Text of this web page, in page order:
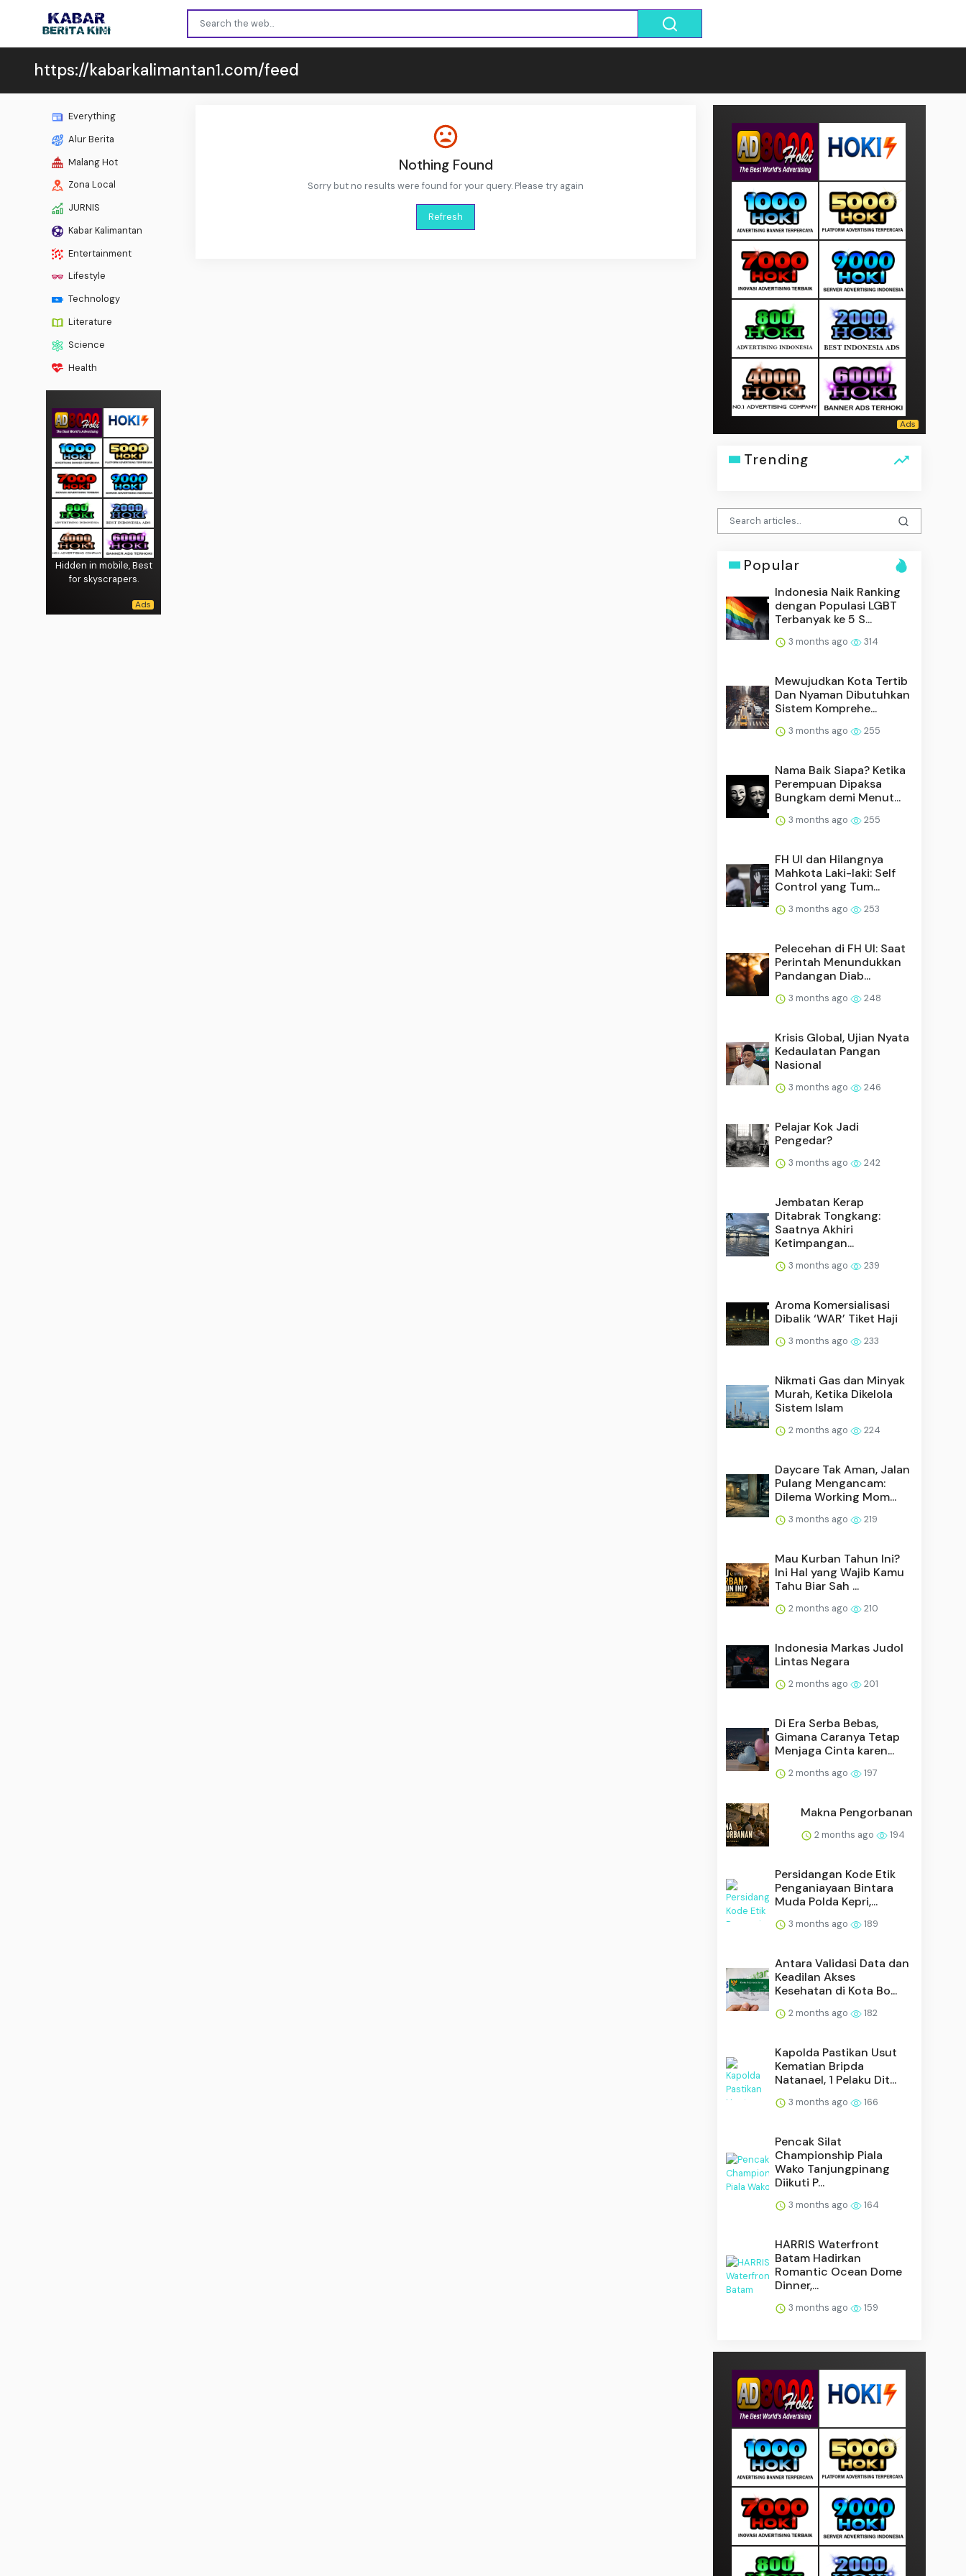
https://kabarkalimantan1.com/feed
Everything
Alur Berita
Malang Hot
Zona Local
JURNIS
Kabar Kalimantan
Entertainment
Lifestyle
Technology
Literature
Science
Health
Hidden in mobile, Best
for skyscrapers.
Nothing Found
Sorry but no results were found for your query. Please try again
Refresh
Trending
Popular
Indonesia Naik Ranking
dengan Populasi LGBT
Terbanyak ke 5 S...
3 months ago 314
Mewujudkan Kota Tertib
Dan Nyaman Dibutuhkan
Sistem Komprehe...
3 months ago 255
Nama Baik Siapa? Ketika
Perempuan Dipaksa
Bungkam demi Menut...
3 months ago 255
FH UI dan Hilangnya
Mahkota Laki-laki: Self
Control yang Tum...
3 months ago 253
Pelecehan di FH UI: Saat
Perintah Menundukkan
Pandangan Diab...
3 months ago 248
Krisis Global, Ujian Nyata
Kedaulatan Pangan
Nasional
3 months ago 246
Pelajar Kok Jadi
Pengedar?
3 months ago 242
Jembatan Kerap
Ditabrak Tongkang:
Saatnya Akhiri
Ketimpangan...
3 months ago 239
Aroma Komersialisasi
Dibalik ‘WAR’ Tiket Haji
3 months ago 233
Nikmati Gas dan Minyak
Murah, Ketika Dikelola
Sistem Islam
2 months ago 224
Daycare Tak Aman, Jalan
Pulang Mengancam:
Dilema Working Mom...
3 months ago 219
Mau Kurban Tahun Ini?
Ini Hal yang Wajib Kamu
Tahu Biar Sah ...
2 months ago 210
Indonesia Markas Judol
Lintas Negara
2 months ago 201
Di Era Serba Bebas,
Gimana Caranya Tetap
Menjaga Cinta karen...
2 months ago 197
Makna Pengorbanan
2 months ago 194
Persidangan Kode Etik
Penganiayaan Bintara
Muda Polda Kepri,...
3 months ago 189
Antara Validasi Data dan
Keadilan Akses
Kesehatan di Kota Bo...
2 months ago 182
Kapolda Pastikan Usut
Kematian Bripda
Natanael, 1 Pelaku Dit...
3 months ago 166
Pencak Silat
Championship Piala
Wako Tanjungpinang
Diikuti P...
3 months ago 164
HARRIS Waterfront
Batam Hadirkan
Romantic Ocean Dome
Dinner,...
3 months ago 159